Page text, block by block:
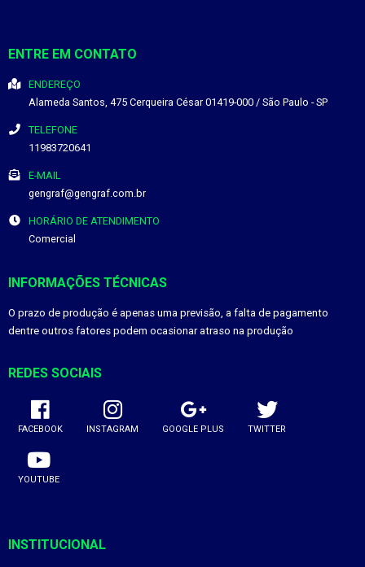
ENTRE EM CONTATO
ENDEREÇO
Alameda Santos, 475 Cerqueira César 01419-000 / São Paulo - SP
TELEFONE
11983720641
E-MAIL
gengraf@gengraf.com.br
HORÁRIO DE ATENDIMENTO
Comercial
INFORMAÇÕES TÉCNICAS
O prazo de produção é apenas uma previsão, a falta de pagamento
dentre outros fatores podem ocasionar atraso na produção
REDES SOCIAIS
FACEBOOK INSTAGRAM GOOGLE PLUS TWITTER
YOUTUBE
INSTITUCIONAL